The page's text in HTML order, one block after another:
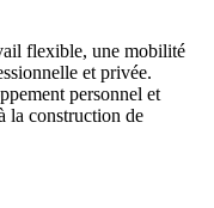
flexible, une mobilité
et privée.
personnel et
la construction de